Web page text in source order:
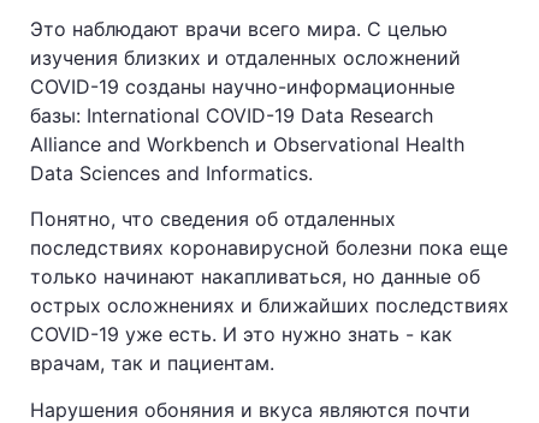
Это наблюдают врачи всего мира. С целью
изучения близких и отдаленных осложнений
COVID-19 созданы научно-информационные
базы: International COVID-19 Data Research
Alliance and Workbench и Observational Health
Data Sciences and Informatics.
Понятно, что сведения об отдаленных
последствиях коронавирусной болезни пока еще
только начинают накапливаться, но данные об
острых осложнениях и ближайших последствиях
COVID-19 уже есть. И это нужно знать - как
врачам, так и пациентам.
Нарушения обоняния и вкуса являются почти